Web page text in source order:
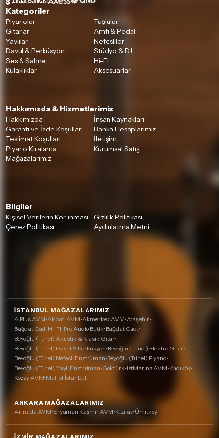
Kategoriler
Piyanolar
Tuşlular
Gitarlar
Amfi & Pedal
Yaylılar
Nefesliler
Davul & Perküsyon
Stüdyo & DJ
Ses & Sahne
Hi-Fi
Kulaklıklar
Aksesuarlar
Hakkımızda & Hizmetlerimiz
Hakkımızda
İnsan Kaynakları
Garanti ve İade Koşulları
Banka Hesaplarımız
Teslimat Koşulları
İletişim
Piyano Kiralama
Kurumsal Satış
Mağazalarımız
Bilgiler
Kişisel Verilerin Korunması
Gizlilik Politikası
Çerez Politikası
Aydınlatma Metni
İSTANBUL MAĞAZALARIMIZ
A Plus AVM•Akbatı AVM•Akmerkez AVM•Ataşehir•
Bağdat Cad. Hi-Fi, Pro Audio Butik•Bağdat Cad.•
Beyoğlu (Tünel) Akustik & Klasik Gitar•
Beyoğlu (Tünel) Davul & Perküsyon•Beyoğlu (Tünel) Elektro Gitar•
Beyoğlu (Tünel) Nefesli Enstrüman•Beyoğlu (Tünel) Piyano•
Beyoğlu (Tünel) Yaylı Enstrüman•Göktürk•İstMarina AVM•Kadıköy•
Kozzy AVM•Mall of İstanbul
ANKARA MAĞAZALARIMIZ
Armada AVM•Eryaman Kaşmir AVM•Kızılay•Ümitköy
İZMIR MAĞAZALARIMIZ